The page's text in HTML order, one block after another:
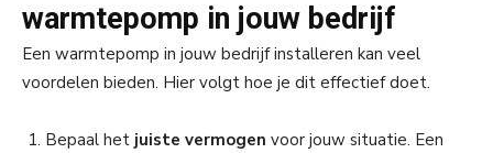
warmtepomp in jouw bedrijf
Een warmtepomp in jouw bedrijf installeren kan veel
voordelen bieden. Hier volgt hoe je dit effectief doet.
Bepaal het juiste vermogen voor jouw situatie. Een